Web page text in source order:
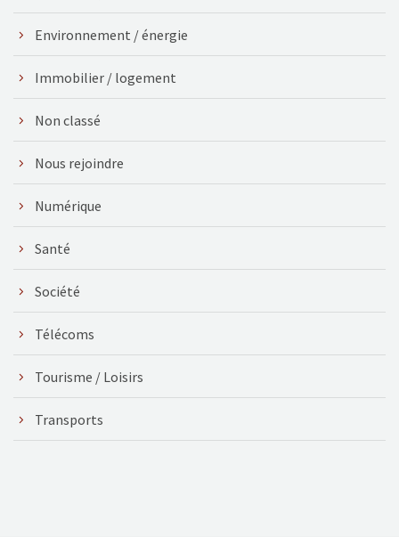
Environnement / énergie
Immobilier / logement
Non classé
Nous rejoindre
Numérique
Santé
Société
Télécoms
Tourisme / Loisirs
Transports